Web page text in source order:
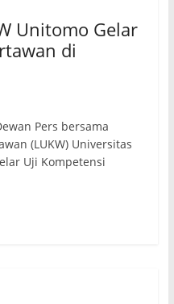
Unitomo Gelar
di
Pers bersama
(LUKW) Universitas
Uji Kompetensi